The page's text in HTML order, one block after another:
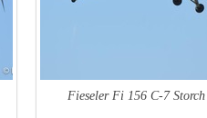
Fieseler Fi 156 C-7 Storch